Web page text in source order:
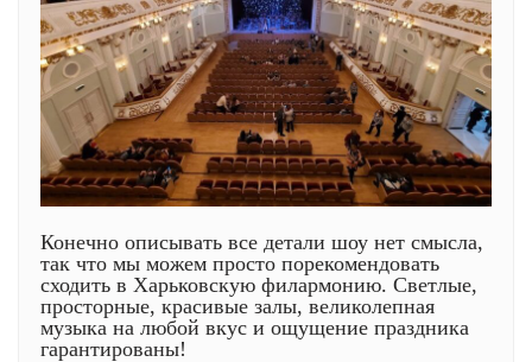
Конечно описывать все детали шоу нет смысла,
так что мы можем просто порекомендовать
сходить в Харьковскую филармонию. Светлые,
просторные, красивые залы, великолепная
музыка на любой вкус и ощущение праздника
гарантированы!